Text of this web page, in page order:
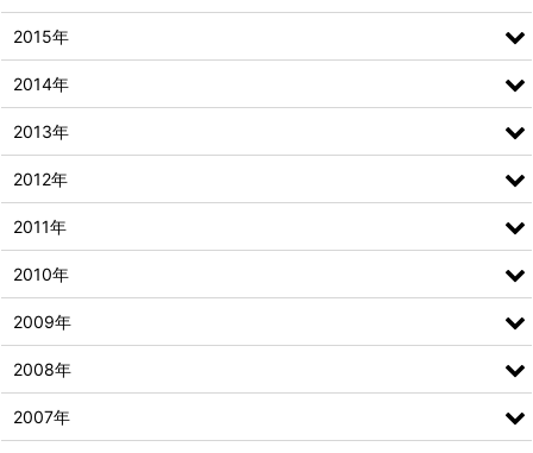
2015年
2014年
2013年
2012年
2011年
2010年
2009年
2008年
2007年